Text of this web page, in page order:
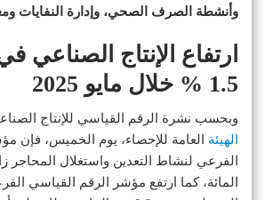
وأنشطة الصرف الصحي، وإدارة النفايات
ارتفاع الإنتاج الصناعي
1.5 % خلال مايو 2025
وبحسب نشرة الرقم القياسي للإنتاج
الهيئة العامة للإحصاء، يوم الخميس، فإن
المائة، كما ارتفع مؤشر الرقم القياسي